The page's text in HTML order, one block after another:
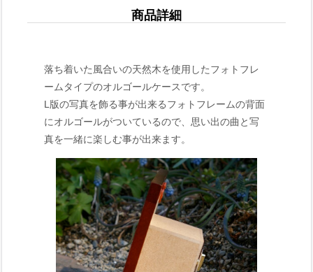
商品詳細
落ち着いた風合いの天然木を使用したフォトフレ
ームタイプのオルゴールケースです。
L版の写真を飾る事が出来るフォトフレームの背面
にオルゴールがついているので、思い出の曲と写
真を一緒に楽しむ事が出来ます。